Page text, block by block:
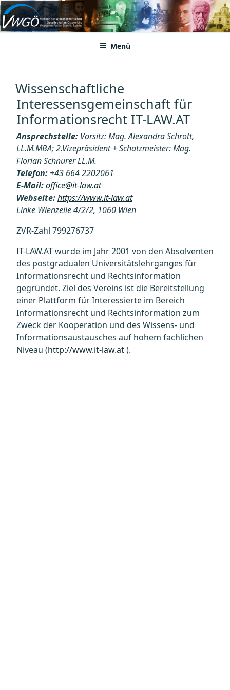
Zum
Inhalt
springenVWGÖ
Federation of Austrian Scientific Societies
Menü
Wissenschaftliche
Interessensgemeinschaft für
Informationsrecht IT-LAW.AT
Ansprechstelle: Vorsitz: Mag. Alexandra Schrott,
LL.M.MBA; 2.Vizepräsident + Schatzmeister: Mag.
Florian Schnurer LL.M.
Telefon: +43 664 2202061
E-Mail:office@it-law.at
Webseite:https://www.it-law.at
Linke Wienzeile 4/2/2, 1060 Wien
ZVR-Zahl 799276737
IT-LAW.AT wurde im Jahr 2001 von den Absolventen
des postgradualen Universitätslehrganges für
Informationsrecht und Rechtsinformation
gegründet. Ziel des Vereins ist die Bereitstellung
einer Plattform für Interessierte im Bereich
Informationsrecht und Rechtsinformation zum
Zweck der Kooperation und des Wissens- und
Informationsaustausches auf hohem fachlichen
Niveau (http://www.it-law.at).